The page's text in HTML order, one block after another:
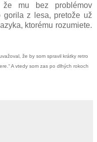
že mu bez problémov
gorila z lesa, pretože už
ktorému rozumiete.
že by som spravil krátky retro
A vtedy som zas po dlhých rokoch